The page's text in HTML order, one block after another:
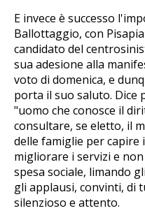
E invece è successo
Ballottaggio, con
candidato del
sua adesione alla
voto di domenica, e
porta il suo saluto. Dice
"uomo che conosce il
consultare, se eletto, il
delle famiglie per capire
migliorare i servizi e
spesa sociale, limando
gli applausi, convinti, di
silenzioso e attento.